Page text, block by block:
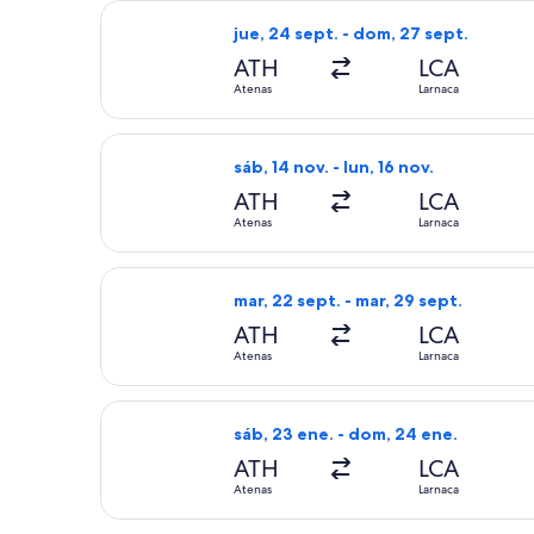
jue, 24 sept. - dom, 27 sept.
ATH
Atenas
LCA
Larnaca
Seleccionar vuelo de Wizz Air, con
sáb, 14 nov. - lun, 16 nov.
ATH
Atenas
LCA
Larnaca
Seleccionar vuelo de Wizz Air, con
mar, 22 sept. - mar, 29 sept.
ATH
Atenas
LCA
Larnaca
Seleccionar vuelo de Wizz Air, con
sáb, 23 ene. - dom, 24 ene.
ATH
Atenas
LCA
Larnaca
Seleccionar vuelo de Cyprus